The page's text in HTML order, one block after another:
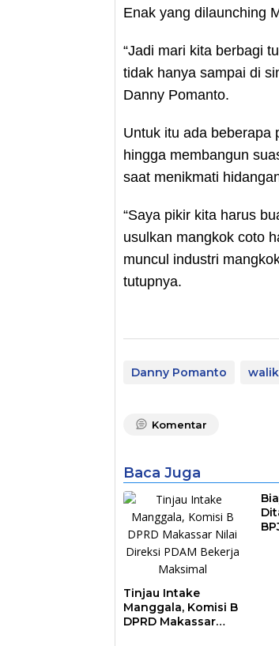
Enak yang dilaunching
“Jadi mari kita berbagi
tidak hanya sampai di
Danny Pomanto.
Untuk itu ada beberapa
hingga membangun
saat menikmati
“Saya pikir kita harus
usulkan mangkok coto
muncul industri
tutupnya.
Danny Pomanto
Komentar
Baca Juga
Tinjau Intake
Manggala, Komisi B
DPRD Makassar